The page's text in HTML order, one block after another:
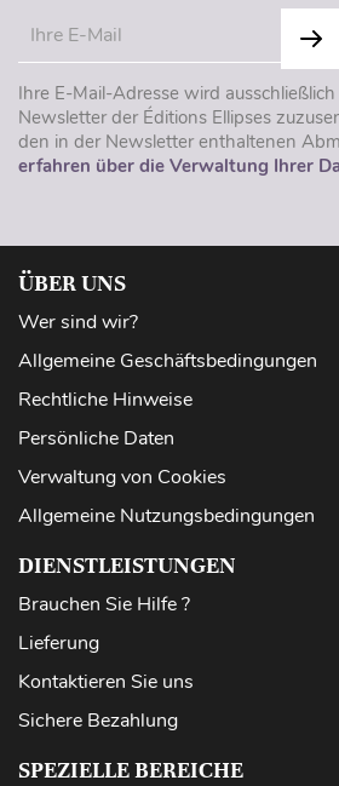
Ihre E-Mail-Adresse wird
Newsletter der Éditions Ellipses
den in der Newsletter enthaltenen
erfahren über die Verwaltung Ihrer
ÜBER UNS
Wer sind wir?
Allgemeine Geschäftsbedingungen
Rechtliche Hinweise
Persönliche Daten
Verwaltung von Cookies
Allgemeine Nutzungsbedingungen
DIENSTLEISTUNGEN
Brauchen Sie Hilfe ?
Lieferung
Kontaktieren Sie uns
Sichere Bezahlung
SPEZIELLE BEREICHE